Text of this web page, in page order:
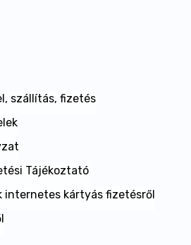
parabén, színezék és parfüm
szállítás, fizetés
Tájékoztató
internetes kártyás fizetésről